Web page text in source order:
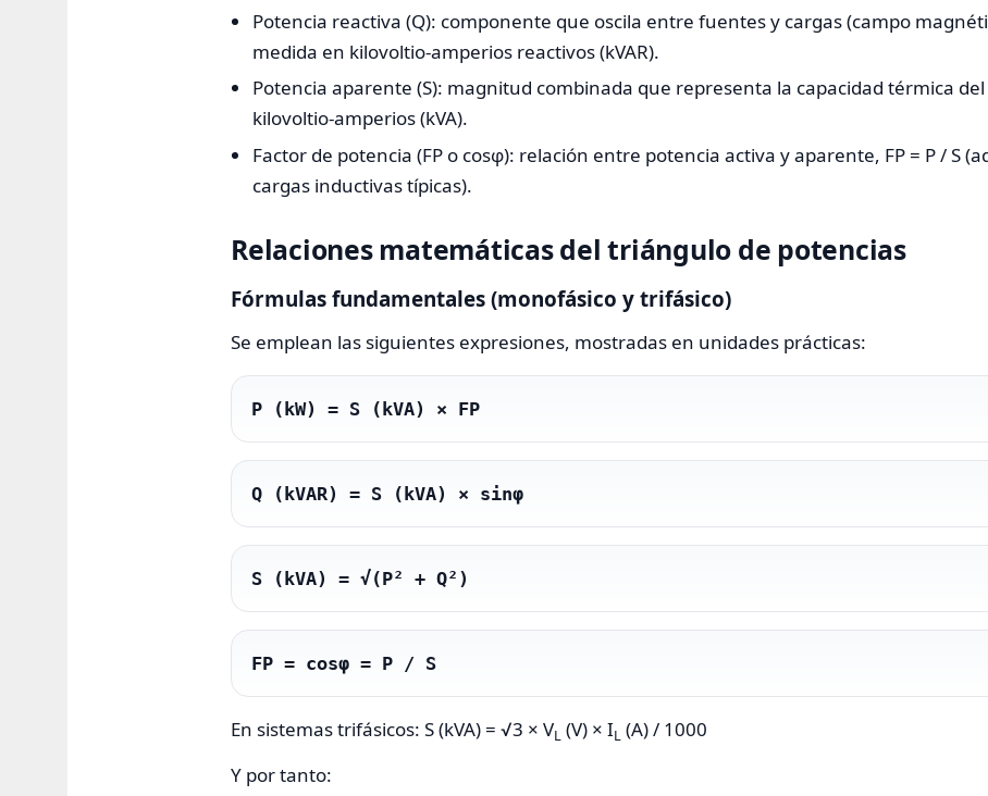
Potencia reactiva (Q): componente que oscila entre fuentes y cargas (campo
medida en kilovoltio-amperios reactivos (kVAR).
Potencia aparente (S): magnitud combinada que representa la capacidad térmica
kilovoltio-amperios (kVA).
Factor de potencia (FP o cosφ): relación entre potencia activa y aparente, FP = P / S
cargas inductivas típicas).
Relaciones matemáticas del triángulo de potencias
Fórmulas fundamentales (monofásico y trifásico)
Se emplean las siguientes expresiones, mostradas en unidades prácticas:
P (kW) = S (kVA) × FP
Q (kVAR) = S (kVA) × sinφ
S (kVA) = √(P² + Q²)
FP = cosφ = P / S
En sistemas trifásicos: S (kVA) = √3 × VL (V) × IL (A) / 1000
Y por tanto: